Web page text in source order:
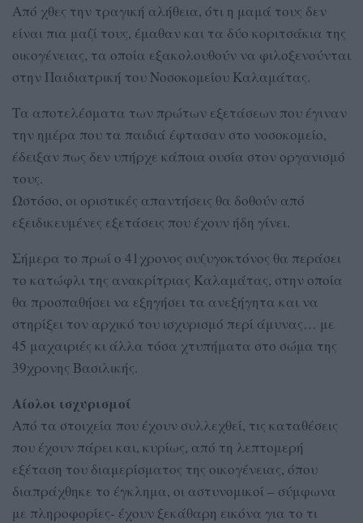
Από χθες την τραγική αλήθεια, ότι η μαμά τους δεν
είναι πια μαζί τους, έμαθαν και τα δύο κοριτσάκια της
οικογένειας, τα οποία εξακολουθούν να φιλοξενούνται
στην Παιδιατρική του Νοσοκομείου Καλαμάτας.
Τα αποτελέσματα των πρώτων εξετάσεων που έγιναν
την ημέρα που τα παιδιά έφτασαν στο νοσοκομείο,
έδειξαν πως δεν υπήρχε κάποια ουσία στον οργανισμό
τους.
Ωστόσο, οι οριστικές απαντήσεις θα δοθούν από
εξειδικευμένες εξετάσεις που έχουν ήδη γίνει.
Σήμερα το πρωί ο 41χρονος συζυγοκτόνος θα περάσει
το κατώφλι της ανακρίτριας Καλαμάτας, στην οποία
θα προσπαθήσει να εξηγήσει τα ανεξήγητα και να
στηρίξει τον αρχικό του ισχυρισμό περί άμυνας… με
45 μαχαιριές κι άλλα τόσα χτυπήματα στο σώμα της
39χρονης Βασιλικής.
Αίολοι ισχυρισμοί
Από τα στοιχεία που έχουν συλλεχθεί, τις καταθέσεις
που έχουν πάρει και, κυρίως, από τη λεπτομερή
εξέταση του διαμερίσματος της οικογένειας, όπου
διαπράχθηκε το έγκλημα, οι αστυνομικοί – σύμφωνα
με πληροφορίες- έχουν ξεκάθαρη εικόνα για το τι